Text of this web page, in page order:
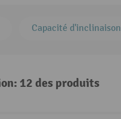
Capacité d'inclinaison
12 des produits